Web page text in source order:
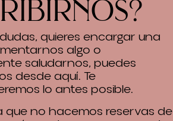
quieres encargar una
algo o
saludarnos, puedes
desde aquí. Te
lo antes posible.
que no hacemos reservas de